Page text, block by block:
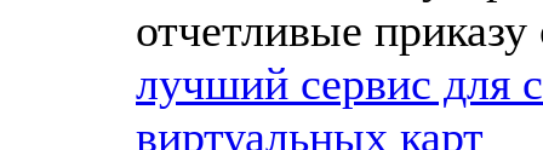
отчетливые
лучший сервис для
виртуальных карт